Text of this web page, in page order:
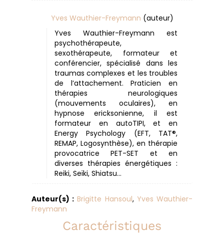
Yves Wauthier-Freymann (auteur)
Yves Wauthier-Freymann est
psychothérapeute,
sexothérapeute, formateur et
conférencier, spécialisé dans les
traumas complexes et les troubles
de l’attachement. Praticien en
thérapies neurologiques
(mouvements oculaires), en
hypnose ericksonienne, il est
formateur en autoTIPI, et en
Energy Psychology (EFT, TAT®,
REMAP, Logosynthèse), en thérapie
provocatrice PET-SET et en
diverses thérapies énergétiques :
Reiki, Seïki, Shiatsu…
Auteur(s) : Brigitte Hansoul, Yves Wauthier-
Freymann
Caractéristiques